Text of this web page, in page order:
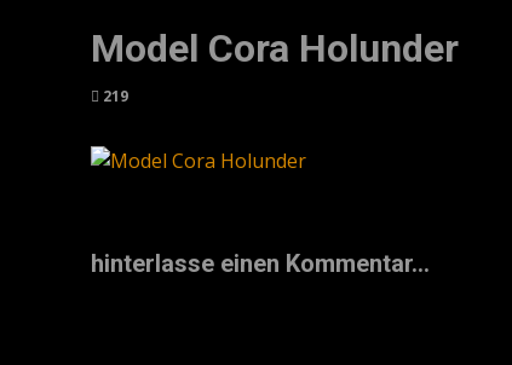
Model Cora Holunder
219
hinterlasse einen Kommentar...